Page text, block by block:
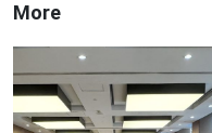
More